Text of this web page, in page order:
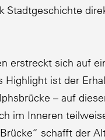
Stadt­ge­schichte
erstreckt sich auf
Highlight ist der
– auf
im Inneren
schafft der